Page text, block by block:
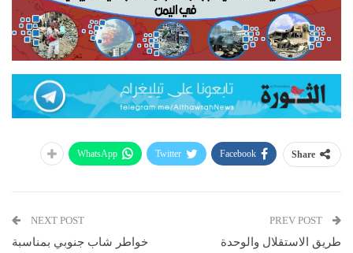
Share
Facebook
Twitter
WhatsApp
طريق الاستقلال والوحدة
NEXT POST
خواطر شاب جنوبي بمناسبة